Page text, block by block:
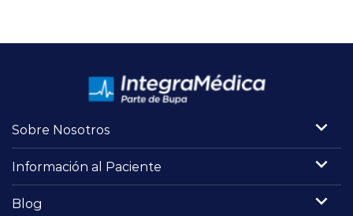
Sobre Nosotros
Información al Paciente
Blog